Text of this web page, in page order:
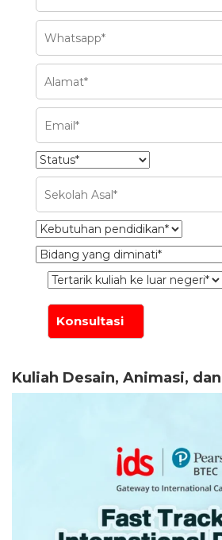
Kuliah Desain, Animasi,